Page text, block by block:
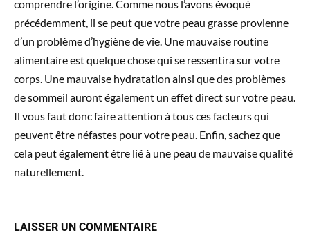
comprendre l’origine. Comme nous l’avons évoqué
précédemment, il se peut que votre peau grasse provienne
d’un problème d’hygiène de vie. Une mauvaise routine
alimentaire est quelque chose qui se ressentira sur votre
corps. Une mauvaise hydratation ainsi que des problèmes
de sommeil auront également un effet direct sur votre peau.
Il vous faut donc faire attention à tous ces facteurs qui
peuvent être néfastes pour votre peau. Enfin, sachez que
cela peut également être lié à une peau de mauvaise qualité
naturellement.
LAISSER UN COMMENTAIRE